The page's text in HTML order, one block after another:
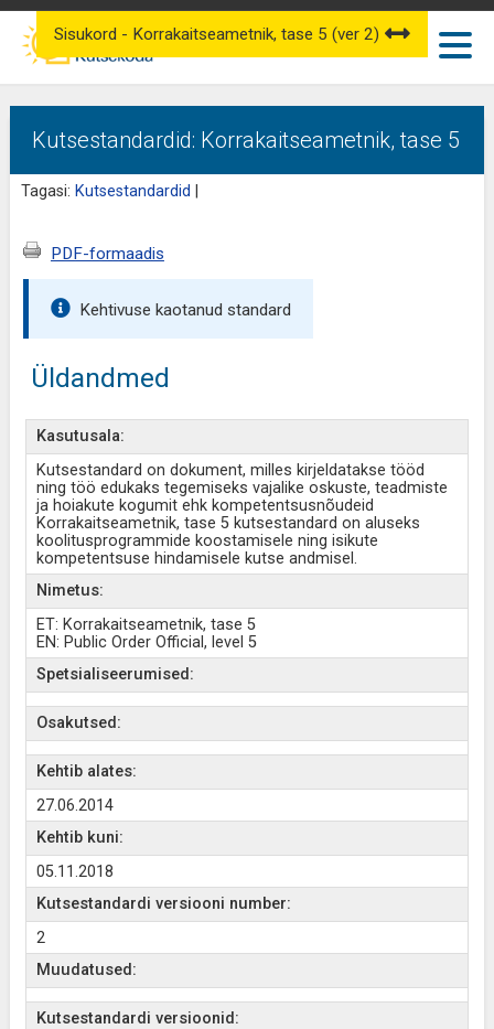
Kutsestandardid: Korrakaitseametnik, tase 5
Tagasi: Kutsestandardid
Sisukord - Korrakaitseametnik, tase 5 (ver 2)
PDF-formaadis
Kehtivuse kaotanud standard
Üldandmed
Kasutusala:
Kutsestandard on dokument, milles kirjeldatakse tööd
ning töö edukaks tegemiseks vajalike oskuste, teadmiste
ja hoiakute kogumit ehk kompetentsusnõudeid
Korrakaitseametnik, tase 5 kutsestandard on aluseks
koolitusprogrammide koostamisele ning isikute
kompetentsuse hindamisele kutse andmisel.
Nimetus:
ET: Korrakaitseametnik, tase 5
EN: Public Order Official, level 5
Spetsialiseerumised:
Osakutsed:
Kehtib alates:
27.06.2014
Kehtib kuni:
05.11.2018
Kutsestandardi versiooni number:
2
Muudatused:
Kutsestandardi versioonid: